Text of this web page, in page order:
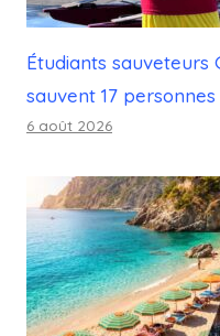
Étudiants sauveteurs
sauvent 17 personnes
6 août 2026